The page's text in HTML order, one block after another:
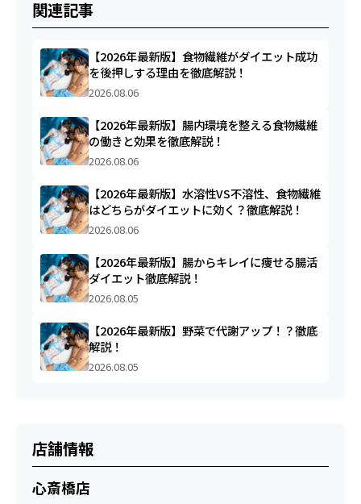
関連記事
【2026年最新版】食物繊維がダイエット成功
を後押しする理由を徹底解説！
2026.08.06
【2026年最新版】腸内環境を整える食物繊維
の働きと効果を徹底解説！
2026.08.06
【2026年最新版】水溶性VS不溶性、食物繊維
はどちらがダイエットに効く？徹底解説！
2026.08.06
【2026年最新版】腸からキレイに痩せる腸活
ダイエット徹底解説！
2026.08.05
【2026年最新版】野菜で代謝アップ！？徹底
解説！
2026.08.05
店舗情報
心斎橋店